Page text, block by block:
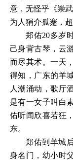
意，无怪乎《崇
为人狷介孤蹇，
郑佑20多岁
己身背古琴，云
而尽其术。一天
得知，广东的羊
人潮涌动，歌厅
是有一女子叫白
佑听闻欣喜若狂
东。
郑佑到羊城
身名门，幼小时